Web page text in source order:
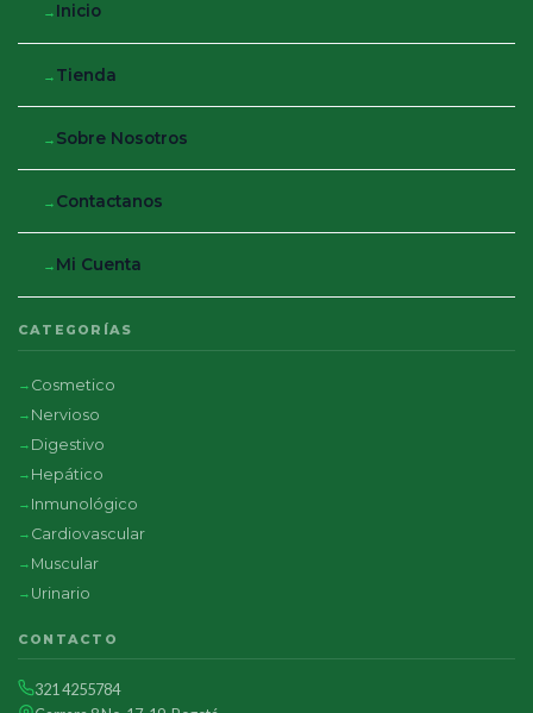
Inicio
Tienda
Sobre Nosotros
Contactanos
Mi Cuenta
CATEGORÍAS
Cosmetico
Nervioso
Digestivo
Hepático
Inmunológico
Cardiovascular
Muscular
Urinario
CONTACTO
321 4255784